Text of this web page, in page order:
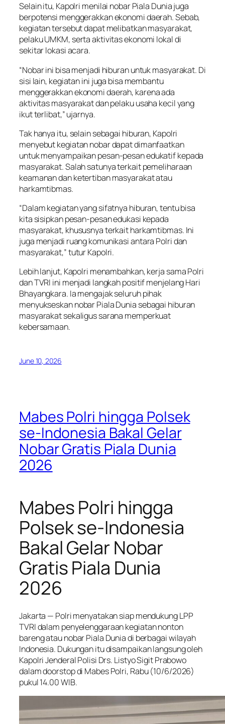
Selain itu, Kapolri menilai nobar Piala Dunia juga
berpotensi menggerakkan ekonomi daerah. Sebab,
kegiatan tersebut dapat melibatkan masyarakat,
pelaku UMKM, serta aktivitas ekonomi lokal di
sekitar lokasi acara.
“Nobar ini bisa menjadi hiburan untuk masyarakat. Di
sisi lain, kegiatan ini juga bisa membantu
menggerakkan ekonomi daerah, karena ada
aktivitas masyarakat dan pelaku usaha kecil yang
ikut terlibat,” ujarnya.
Tak hanya itu, selain sebagai hiburan, Kapolri
menyebut kegiatan nobar dapat dimanfaatkan
untuk menyampaikan pesan-pesan edukatif kepada
masyarakat. Salah satunya terkait pemeliharaan
keamanan dan ketertiban masyarakat atau
harkamtibmas.
“Dalam kegiatan yang sifatnya hiburan, tentu bisa
kita sisipkan pesan-pesan edukasi kepada
masyarakat, khususnya terkait harkamtibmas. Ini
juga menjadi ruang komunikasi antara Polri dan
masyarakat,” tutur Kapolri.
Lebih lanjut, Kapolri menambahkan, kerja sama Polri
dan TVRI ini menjadi langkah positif menjelang Hari
Bhayangkara. Ia mengajak seluruh pihak
menyukseskan nobar Piala Dunia sebagai hiburan
masyarakat sekaligus sarana memperkuat
kebersamaan.
June 10, 2026
Mabes Polri hingga Polsek
se-Indonesia Bakal Gelar
Nobar Gratis Piala Dunia
2026
Mabes Polri hingga
Polsek se-Indonesia
Bakal Gelar Nobar
Gratis Piala Dunia
2026
Jakarta — Polri menyatakan siap mendukung LPP
TVRI dalam penyelenggaraan kegiatan nonton
bareng atau nobar Piala Dunia di berbagai wilayah
Indonesia. Dukungan itu disampaikan langsung oleh
Kapolri Jenderal Polisi Drs. Listyo Sigit Prabowo
dalam doorstop di Mabes Polri, Rabu (10/6/2026)
pukul 14.00 WIB.